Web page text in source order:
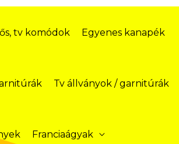
tv komódok Egyenes kanapék
Tv állványok / garnitúrák
Franciaágyak